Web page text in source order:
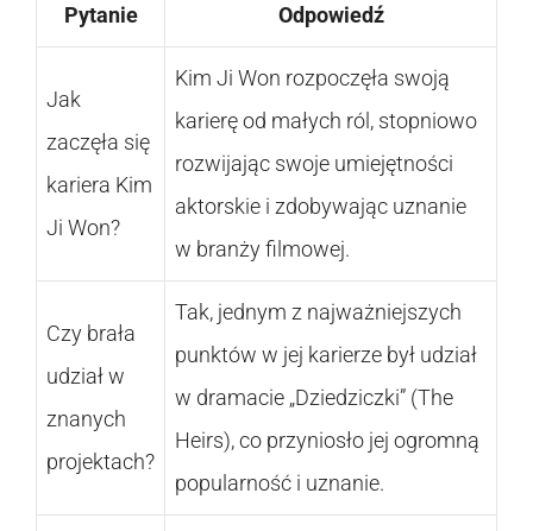
Pytanie Odpowiedź
Jak
zaczęła się
kariera Kim
Ji Won?
Kim Ji Won rozpoczęła swoją
karierę od małych ról, stopniowo
rozwijając swoje umiejętności
aktorskie i zdobywając uznanie
w branży filmowej.
Czy brała
udział w
znanych
projektach?
Tak, jednym z najważniejszych
punktów w jej karierze był udział
w dramacie „Dziedziczki” (The
Heirs), co przyniosło jej ogromną
popularność i uznanie.